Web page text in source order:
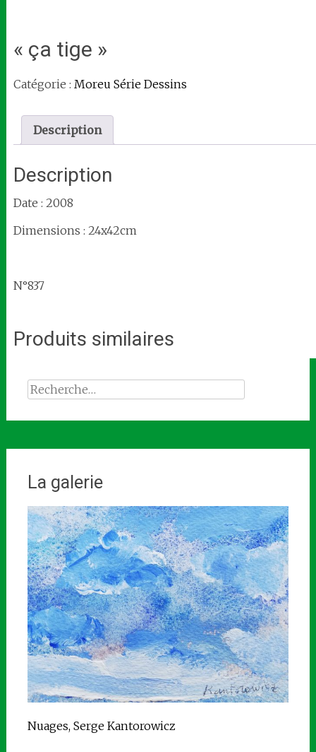
« ça tige »
Catégorie : Moreu Série Dessins
Description
Description
Date : 2008
Dimensions : 24x42cm
N°837
Produits similaires
Rechercher :
La galerie
Nuages, Serge Kantorowicz